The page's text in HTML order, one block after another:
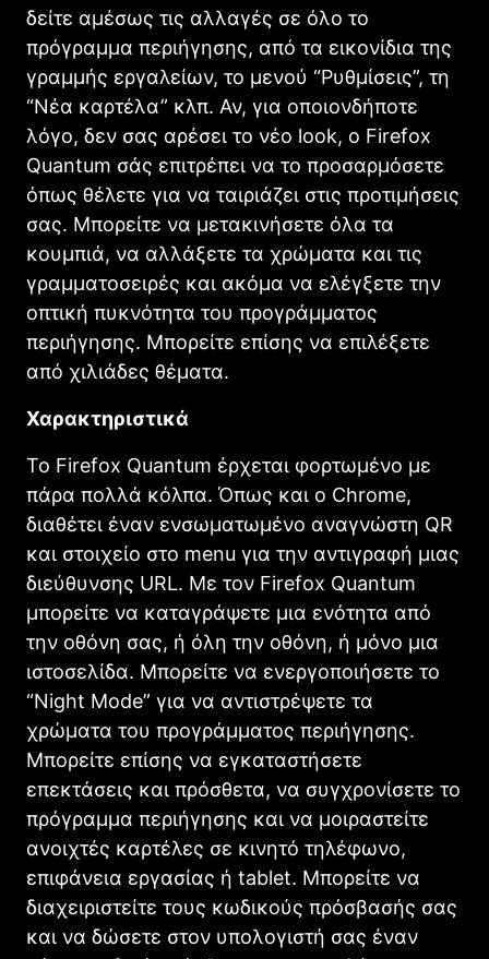
δείτε αμέσως τις αλλαγές σε όλο το
πρόγραμμα περιήγησης, από τα εικονίδια της
γραμμής εργαλείων, το μενού “Ρυθμίσεις”, τη
“Νέα καρτέλα” κλπ. Αν, για οποιονδήποτε
λόγο, δεν σας αρέσει το νέο look, ο Firefox
Quantum σάς επιτρέπει να το προσαρμόσετε
όπως θέλετε για να ταιριάζει στις προτιμήσεις
σας. Μπορείτε να μετακινήσετε όλα τα
κουμπιά, να αλλάξετε τα χρώματα και τις
γραμματοσειρές και ακόμα να ελέγξετε την
οπτική πυκνότητα του προγράμματος
περιήγησης. Μπορείτε επίσης να επιλέξετε
από χιλιάδες θέματα.
Χαρακτηριστικά
Το Firefox Quantum έρχεται φορτωμένο με
πάρα πολλά κόλπα. Όπως και ο Chrome,
διαθέτει έναν ενσωματωμένο αναγνώστη QR
και στοιχείο στο menu για την αντιγραφή μιας
διεύθυνσης URL. Με τον Firefox Quantum
μπορείτε να καταγράψετε μια ενότητα από
την οθόνη σας, ή όλη την οθόνη, ή μόνο μια
ιστοσελίδα. Μπορείτε να ενεργοποιήσετε το
“Night Mode” για να αντιστρέψετε τα
χρώματα του προγράμματος περιήγησης.
Μπορείτε επίσης να εγκαταστήσετε
επεκτάσεις και πρόσθετα, να συγχρονίσετε το
πρόγραμμα περιήγησης και να μοιραστείτε
ανοιχτές καρτέλες σε κινητό τηλέφωνο,
επιφάνεια εργασίας ή tablet. Μπορείτε να
διαχειριστείτε τους κωδικούς πρόσβασής σας
και να δώσετε στον υπολογιστή σας έναν